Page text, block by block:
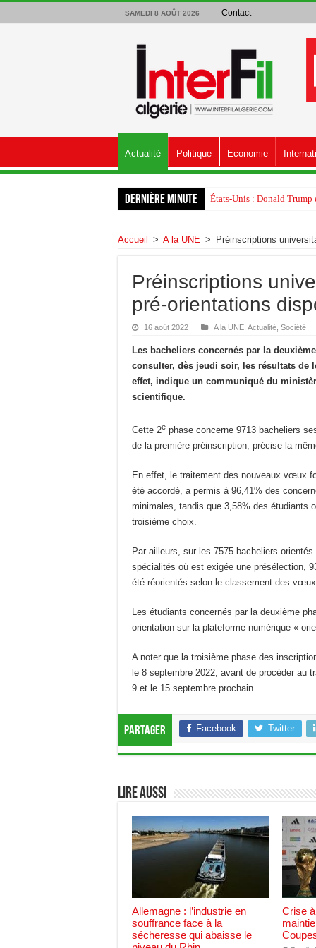
SAMEDI 8 AOÛT 2026 Contact
Actualité Politique Economie
Dernière minute États-Unis : Donald Trump
Accueil > A la UNE > Préinscriptions
Préinscriptions
pré-orientations
16 août 2022 A la UNE Actualité Société
Les bacheliers concernés par la
consulter, dès jeudi soir, les résultats de
effet, indique un communiqué du
scientifique.
Cette 2e phase concerne 9713 bacheliers
de la première préinscription, précise la
En effet, le traitement des nouveaux vœux
été accordé, a permis à 96,41% des
minimales, tandis que 3,58% des étudiants
troisième choix.
Par ailleurs, sur les 7575 bacheliers
spécialités où est exigée une présélection,
été réorientés selon le classement des
Les étudiants concernés par la deuxième
orientation sur la plateforme numérique «
A noter que la troisième phase des
le 8 septembre 2022, avant de procéder au
9 et le 15 septembre prochain.
Partager Facebook Twitter
Lire aussi
Allemagne : l’industrie en
souffrance face à la
sécheresse qui abaisse le
Crise à